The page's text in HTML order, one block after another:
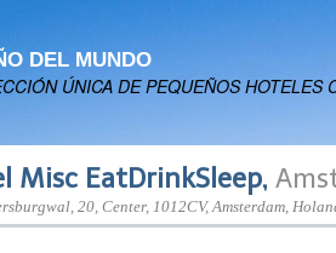
DEL MUNDO
ÚNICA DE PEQUEÑOS HOTELES
Misc EatDrinkSleep,
20, Center, 1012CV, Amsterdam,